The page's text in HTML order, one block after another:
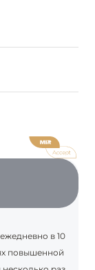
в 10
повышенной